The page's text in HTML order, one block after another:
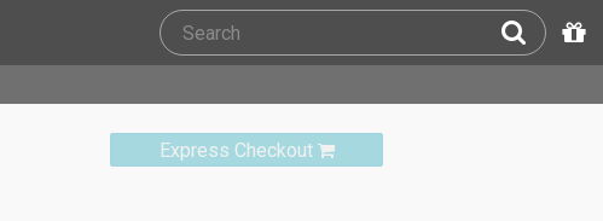
Express Checkout